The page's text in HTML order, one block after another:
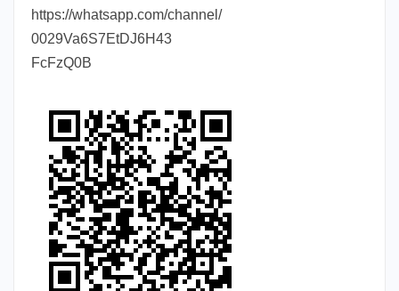
https://whatsapp.com/channel/
0029Va6S7EtDJ6H43
FcFzQ0B